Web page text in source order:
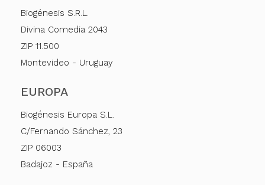
Biogénesis S.R.L.
Divina Comedia 2043
ZIP 11.500
Montevideo - Uruguay
EUROPA
Biogénesis Europa S.L.
C/Fernando Sánchez, 23
ZIP 06003
Badajoz - España